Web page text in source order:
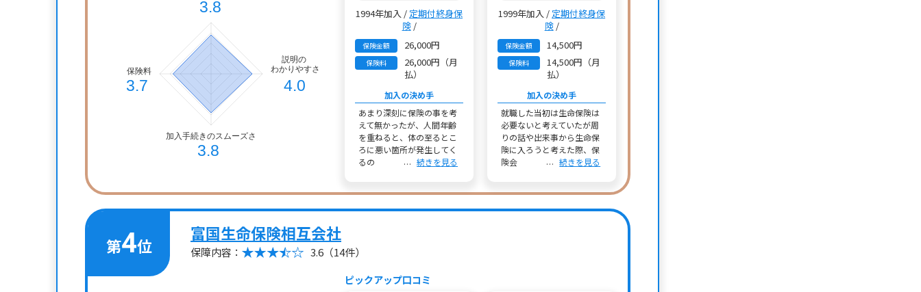
1994年加入 / 定期付終身保
険/
保険金額 26,000円
保険料
26,000円（月
払）
加入の決め手
あまり深刻に保険の事を考
えて無かったが、人間年齢
を重ねると、体の至るとこ
ろに悪い箇所が発生してく
るの
続きを見る
1999年加入 / 定期付終身保
険/
保険金額 14,500円
保険料
14,500円（月
払）
加入の決め手
就職した当初は生命保険は
必要ないと考えていたが周
りの話や出来事から生命保
険に入ろうと考えた際、保
険会
続きを見る
第4位
富国生命保険相互会社
保障内容： 3.6 （14件）
ピックアップ口コミ